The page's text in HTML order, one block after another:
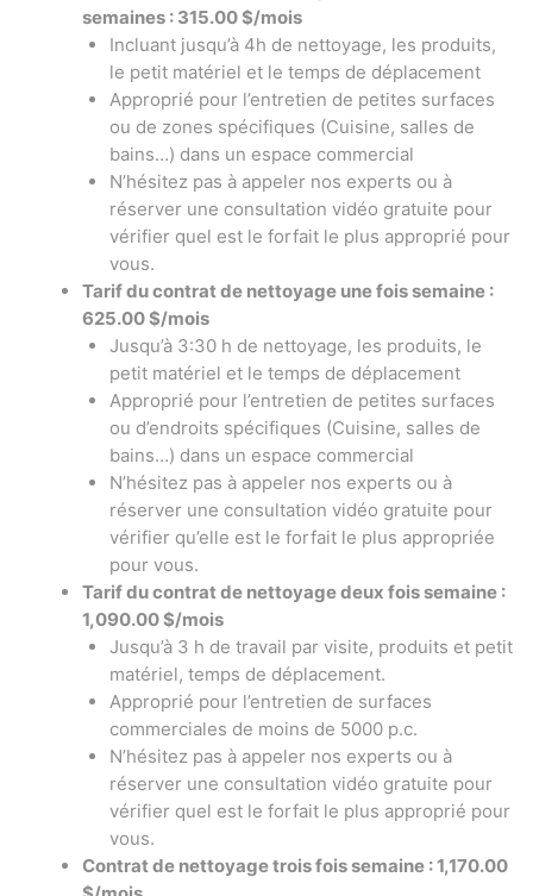
semaines : 315.00 $/mois
Incluant jusqu’à 4h de nettoyage, les produits,
le petit matériel et le temps de déplacement
Approprié pour l’entretien de petites surfaces
ou de zones spécifiques (Cuisine, salles de
bains…) dans un espace commercial
N’hésitez pas à appeler nos experts ou à
réserver une consultation vidéo gratuite pour
vérifier quel est le forfait le plus approprié pour
vous.
Tarif du contrat de nettoyage une fois semaine :
625.00 $/mois
Jusqu’à 3:30 h de nettoyage, les produits, le
petit matériel et le temps de déplacement
Approprié pour l’entretien de petites surfaces
ou d’endroits spécifiques (Cuisine, salles de
bains…) dans un espace commercial
N’hésitez pas à appeler nos experts ou à
réserver une consultation vidéo gratuite pour
vérifier qu’elle est le forfait le plus appropriée
pour vous.
Tarif du contrat de nettoyage deux fois semaine :
1,090.00 $/mois
Jusqu’à 3 h de travail par visite, produits et petit
matériel, temps de déplacement.
Approprié pour l’entretien de surfaces
commerciales de moins de 5000 p.c.
N’hésitez pas à appeler nos experts ou à
réserver une consultation vidéo gratuite pour
vérifier quel est le forfait le plus approprié pour
vous.
Contrat de nettoyage trois fois semaine : 1,170.00